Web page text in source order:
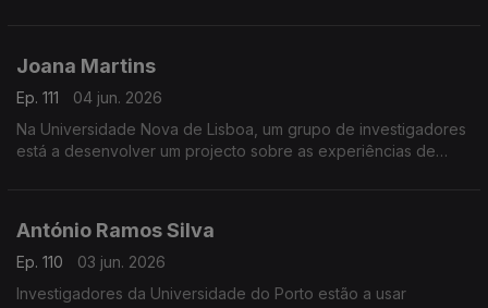
Joana Martins
Ep. 111
04 jun. 2026
Na Universidade Nova de Lisboa, um grupo de investigadores
está a desenvolver um projecto sobre as experiências de
António Ramos Silva
Ep. 110
03 jun. 2026
Investigadores da Universidade do Porto estão a usar